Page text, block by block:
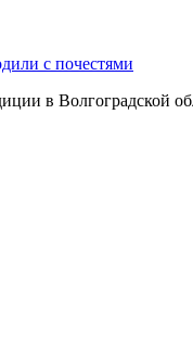
с почестями
в Волгоградской